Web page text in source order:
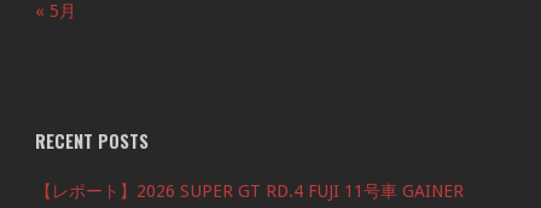
« 5月
RECENT POSTS
【レポート】2026 SUPER GT RD.4 FUJI 11号車 GAINER